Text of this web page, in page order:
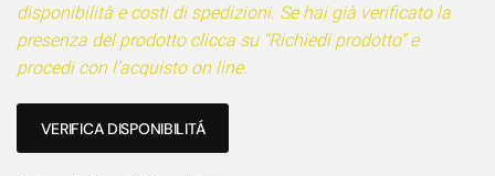
disponibilità e costi di spedizioni. Se hai già verificato la
presenza del prodotto clicca su “Richiedi prodotto” e
procedi con l’acquisto on line.
VERIFICA DISPONIBILITÁ